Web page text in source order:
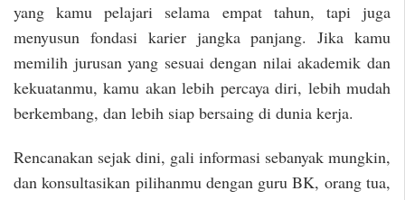
yang kamu pelajari selama empat tahun, tapi juga
menyusun fondasi karier jangka panjang. Jika kamu
memilih jurusan yang sesuai dengan nilai akademik dan
kekuatanmu, kamu akan lebih percaya diri, lebih mudah
berkembang, dan lebih siap bersaing di dunia kerja.
Rencanakan sejak dini, gali informasi sebanyak mungkin,
dan konsultasikan pilihanmu dengan guru BK, orang tua,